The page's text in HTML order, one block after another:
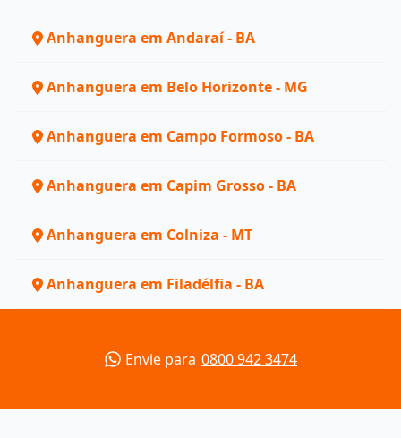
Anhanguera em Andaraí - BA
Anhanguera em Belo Horizonte - MG
Anhanguera em Campo Formoso - BA
Anhanguera em Capim Grosso - BA
Anhanguera em Colniza - MT
Anhanguera em Filadélfia - BA
Envie para 0800 942 3474